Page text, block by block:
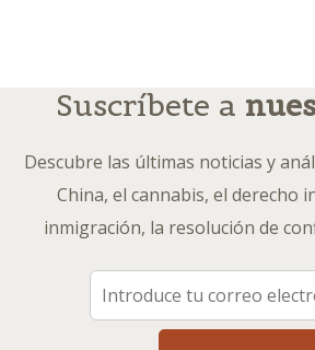
Suscríbete a
Descubre las últimas noticias y
China, el cannabis, el derecho
inmigración, la resolución de